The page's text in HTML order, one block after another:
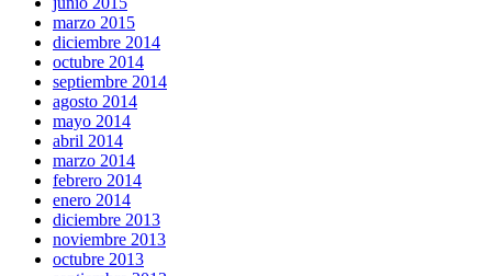
marzo 2015
diciembre 2014
octubre 2014
septiembre 2014
agosto 2014
mayo 2014
abril 2014
marzo 2014
febrero 2014
enero 2014
diciembre 2013
noviembre 2013
octubre 2013